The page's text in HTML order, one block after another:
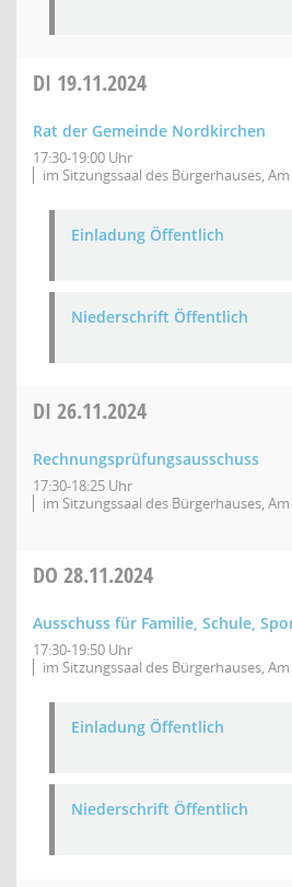
DI 19.11.2024
Rat der Gemeinde Nordkirchen
17:30-19:00 Uhr
im Sitzungssaal des Bürgerhauses,
Einladung Öffentlich
Niederschrift Öffentlich
DI 26.11.2024
Rechnungsprüfungsausschuss
17:30-18:25 Uhr
im Sitzungssaal des Bürgerhauses,
DO 28.11.2024
Ausschuss für Familie, Schule,
17:30-19:50 Uhr
im Sitzungssaal des Bürgerhauses,
Einladung Öffentlich
Niederschrift Öffentlich